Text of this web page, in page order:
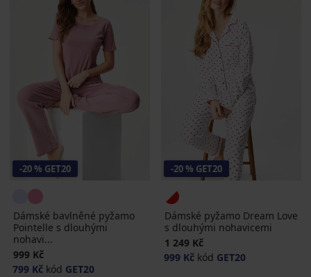
-20 % GET20
Dámské bavlněné pyžamo
Pointelle s dlouhými
nohavi...
999 Kč
799 Kč kód GET20
-20 % GET20
Dámské pyžamo Dream Love
s dlouhými nohavicemi
1 249 Kč
999 Kč kód GET20